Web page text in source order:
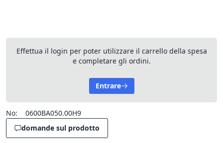
Effettua il login per poter utilizzare il carrello della spesa
e completare gli ordini.
Entrare
No:
0600BA050.00H9
domande sul prodotto